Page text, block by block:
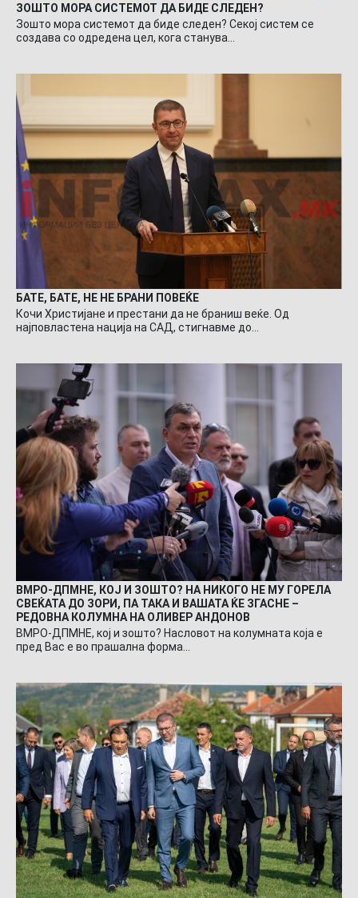
ЗОШТО МОРА СИСТЕМОТ ДА БИДЕ СЛЕДЕН?
Зошто мора системот да биде следен? Секој систем се
создава со одредена цел, кога станува…
БАТЕ, БАТЕ, НЕ НЕ БРАНИ ПОВЕЌЕ
Кочи Христијане и престани да не браниш веќе. Од
најповластена нација на САД, стигнавме до…
ВМРО-ДПМНЕ, КОЈ И ЗОШТО? НА НИКОГО НЕ МУ ГОРЕЛА
СВЕЌАТА ДО ЗОРИ, ПА ТАКА И ВАШАТА ЌЕ ЗГАСНЕ –
РЕДОВНА КОЛУМНА НА ОЛИВЕР АНДОНОВ
ВМРО-ДПМНЕ, кој и зошто? Насловот на колумната која е
пред Вас е во прашална форма…